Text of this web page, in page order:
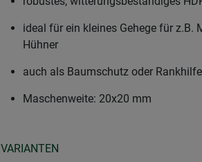
ideal für ein kleines Gehege für z.B.
Hühner
auch als Baumschutz oder
Maschenweite: 20x20 mm
VARIANTEN